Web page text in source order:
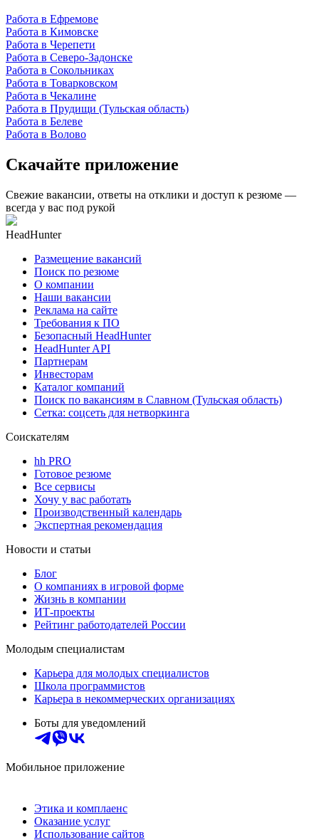
Работа в Ефремове
Работа в Кимовске
Работа в Черепети
Работа в Северо-Задонске
Работа в Сокольниках
Работа в Товарковском
Работа в Чекалине
Работа в Прудищи (Тульская область)
Работа в Белеве
Работа в Волово
Скачайте приложение
Свежие вакансии, ответы на отклики и доступ к резюме —
всегда у вас под рукой
HeadHunter
Размещение вакансий
Поиск по резюме
О компании
Наши вакансии
Реклама на сайте
Требования к ПО
Безопасный HeadHunter
HeadHunter API
Партнерам
Инвесторам
Каталог компаний
Поиск по вакансиям в Славном (Тульская область)
Сетка: соцсеть для нетворкинга
Соискателям
hh PRO
Готовое резюме
Все сервисы
Хочу у вас работать
Производственный календарь
Экспертная рекомендация
Новости и статьи
Блог
О компаниях в игровой форме
Жизнь в компании
ИТ-проекты
Рейтинг работодателей России
Молодым специалистам
Карьера для молодых специалистов
Школа программистов
Карьера в некоммерческих организациях
Боты для уведомлений
Мобильное приложение
Этика и комплаенс
Оказание услуг
Использование сайтов